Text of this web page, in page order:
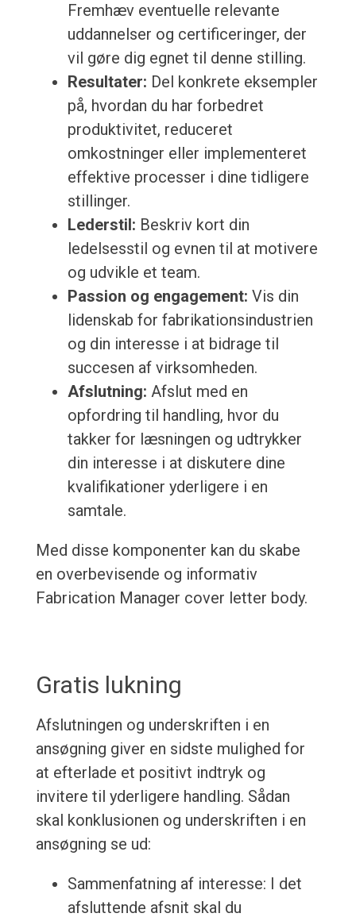
Fremhæv eventuelle relevante
uddannelser og certificeringer, der
vil gøre dig egnet til denne stilling.
Resultater: Del konkrete eksempler
på, hvordan du har forbedret
produktivitet, reduceret
omkostninger eller implementeret
effektive processer i dine tidligere
stillinger.
Lederstil: Beskriv kort din
ledelsesstil og evnen til at motivere
og udvikle et team.
Passion og engagement: Vis din
lidenskab for fabrikationsindustrien
og din interesse i at bidrage til
succesen af virksomheden.
Afslutning: Afslut med en
opfordring til handling, hvor du
takker for læsningen og udtrykker
din interesse i at diskutere dine
kvalifikationer yderligere i en
samtale.
Med disse komponenter kan du skabe
en overbevisende og informativ
Fabrication Manager cover letter body.
Gratis lukning
Afslutningen og underskriften i en
ansøgning giver en sidste mulighed for
at efterlade et positivt indtryk og
invitere til yderligere handling. Sådan
skal konklusionen og underskriften i en
ansøgning se ud:
Sammenfatning af interesse: I det
afsluttende afsnit skal du